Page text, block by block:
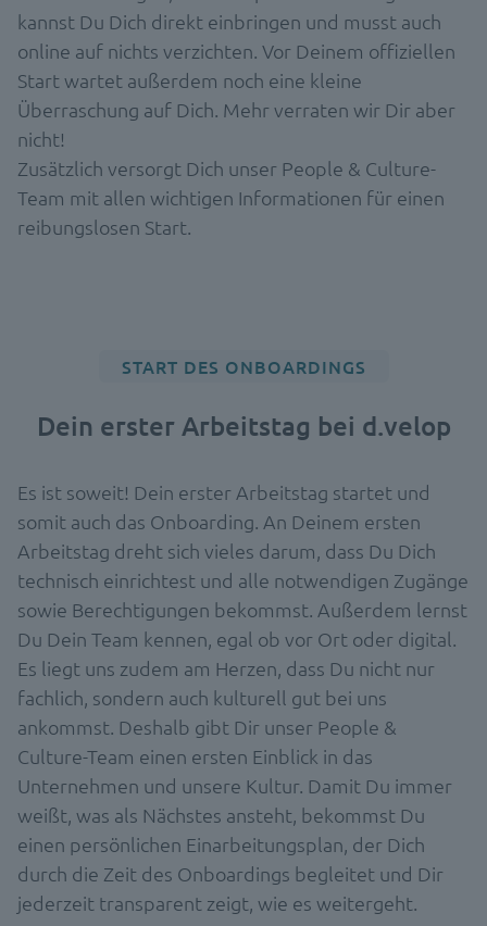
kannst Du Dich direkt einbringen und musst auch
online auf nichts verzichten. Vor Deinem offiziellen
Start wartet außerdem noch eine kleine
Überraschung auf Dich. Mehr verraten wir Dir aber
nicht!
Zusätzlich versorgt Dich unser People & Culture-
Team mit allen wichtigen Informationen für einen
reibungslosen Start.
START DES ONBOARDINGS
Dein erster Arbeitstag bei d.velop
Es ist soweit! Dein erster Arbeitstag startet und
somit auch das Onboarding. An Deinem ersten
Arbeitstag dreht sich vieles darum, dass Du Dich
technisch einrichtest und alle notwendigen Zugänge
sowie Berechtigungen bekommst. Außerdem lernst
Du Dein Team kennen, egal ob vor Ort oder digital.
Es liegt uns zudem am Herzen, dass Du nicht nur
fachlich, sondern auch kulturell gut bei uns
ankommst. Deshalb gibt Dir unser People &
Culture-Team einen ersten Einblick in das
Unternehmen und unsere Kultur. Damit Du immer
weißt, was als Nächstes ansteht, bekommst Du
einen persönlichen Einarbeitungsplan, der Dich
durch die Zeit des Onboardings begleitet und Dir
jederzeit transparent zeigt, wie es weitergeht.